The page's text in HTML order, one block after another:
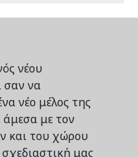
νέου
σαν να
νέο μέλος της
άμεσα με τον
και του χώρου
μας